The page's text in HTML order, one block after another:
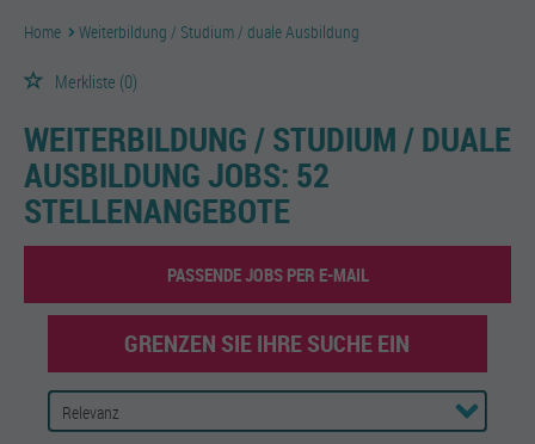
Home Weiterbildung / Studium / duale Ausbildung
Merkliste (0)
WEITERBILDUNG / STUDIUM / DUALE
AUSBILDUNG JOBS: 52
STELLENANGEBOTE
PASSENDE JOBS PER E-MAIL
GRENZEN SIE IHRE SUCHE EIN